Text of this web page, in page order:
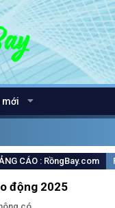
mới
CÁO : RồngBay.com
động 2025